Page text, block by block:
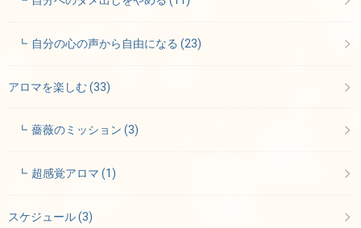
自分の心の声から自由になる(23)
アロマを楽しむ(33)
薔薇のミッション(3)
超感覚アロマ(1)
スケジュール(3)